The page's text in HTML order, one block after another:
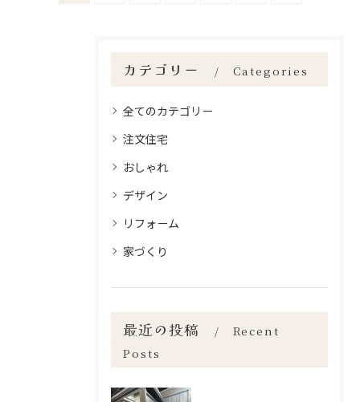
カテゴリー Categories
全てのカテゴリー
注文住宅
おしゃれ
デザイン
リフォーム
家づくり
最近の投稿
Recent
Posts